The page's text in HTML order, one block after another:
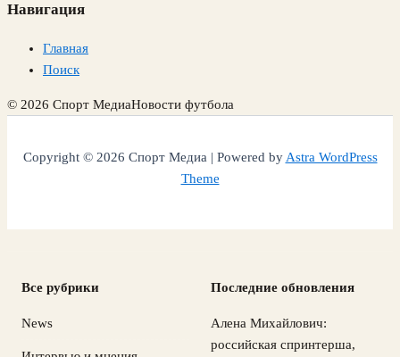
Навигация
Главная
Поиск
© 2026 Спорт МедиаНовости футбола
Copyright © 2026 Спорт Медиа | Powered byAstra WordPress
Theme
Все рубрики
News
Последние обновления
Алена Михайлович:
российская спринтерша,